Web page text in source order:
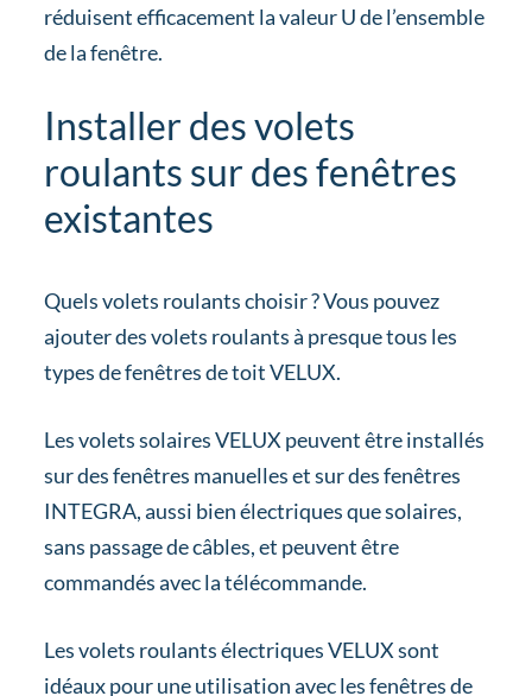
réduisent efficacement la valeur U de l’ensemble
de la fenêtre.
Installer des volets
roulants sur des fenêtres
existantes
Quels volets roulants choisir ? Vous pouvez
ajouter des volets roulants à presque tous les
types de fenêtres de toit VELUX.
Les volets solaires VELUX peuvent être installés
sur des fenêtres manuelles et sur des fenêtres
INTEGRA, aussi bien électriques que solaires,
sans passage de câbles, et peuvent être
commandés avec la télécommande.
Les volets roulants électriques VELUX sont
idéaux pour une utilisation avec les fenêtres de